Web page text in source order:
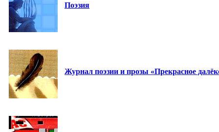
Поэзия
Журнал поэзии и прозы «Прекрасное